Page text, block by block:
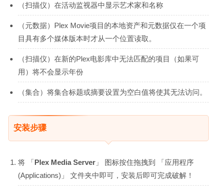
（扫描仪）在活动监视器中显示艺术家和名称
（元数据）Plex Movie项目的本地资产和元数据仅在一个项
目具有多个媒体版本时才从一个位置读取。
（扫描仪）在新的Plex电影库中无法匹配的项目（如果可
用）将不会显示年份
（集合）将集合标题或摘要设置为空白值将使其无法访问。
安装步骤
将 「Plex Media Server 」 图标按住拖拽到 「应用程序
(Applications)」 文件夹中即可，安装后即可完成破解！